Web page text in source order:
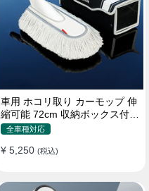
車用 ホコリ取り カーモップ 伸
縮可能 72cm 収納ボックス付き
軽量・コンパクト
全車種対応
¥ 5,250 (税込)